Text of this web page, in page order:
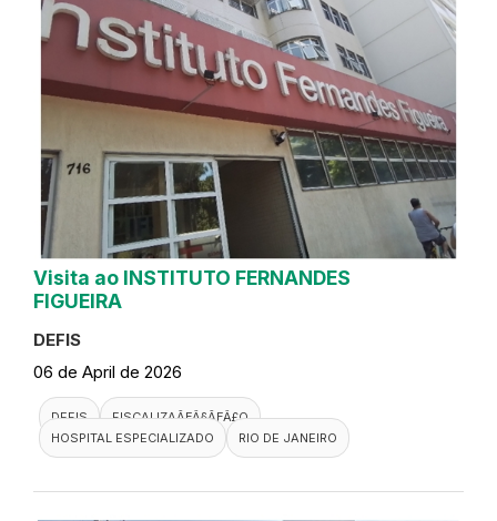
Visita ao INSTITUTO FERNANDES
FIGUEIRA
DEFIS
06 de April de 2026
DEFIS
FISCALIZAÃƑÂ§ÃƑÂ£O
HOSPITAL ESPECIALIZADO
RIO DE JANEIRO